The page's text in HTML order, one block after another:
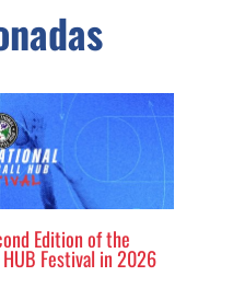
Edition of the
Festival in 2026